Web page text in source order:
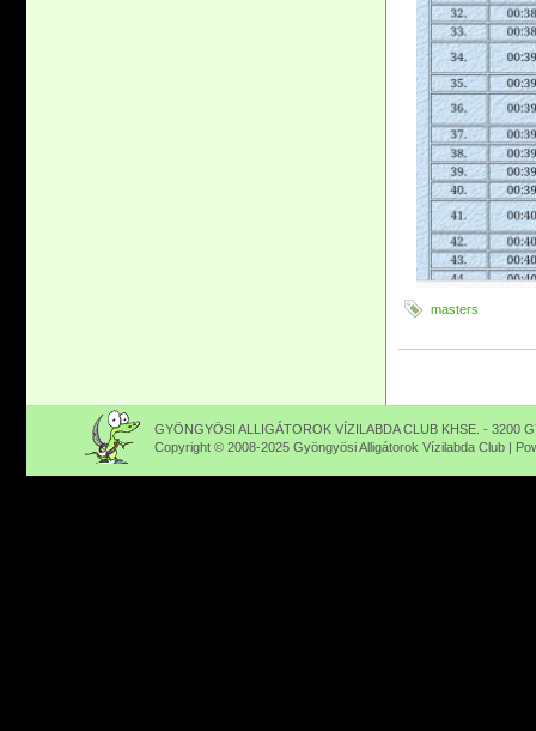
masters
GYÖNGYÖSI ALLIGÁTOROK VÍZILABDA CLUB KHSE. - 3200
Copyright © 2008-2025 Gyöngyösi Alligátorok Vízilabda Club |